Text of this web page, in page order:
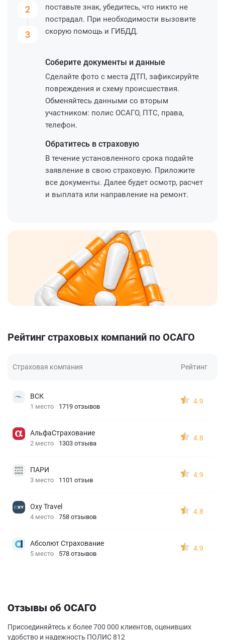
2
3
поставьте знак, убедитесь, что никто не
пострадал. При необходимости вызовите
скорую помощь и ГИБДД.
Соберите документы и данные
Сделайте фото с места ДТП, зафиксируйте
повреждения и схему происшествия.
Обменяйтесь данными со вторым
участником: полис ОСАГО, ПТС, права,
телефон.
Обратитесь в страховую
В течение установленного срока подайте
заявление в свою страховую. Приложите
все документы. Далее будет осмотр, расчет
и выплата или направление на ремонт.
Рейтинг страховых компаний по ОСАГО
Страховая компания Рейтинг
ВСК
1 место 1719 отзывов
4.9
АльфаСтрахование
2 место 1303 отзыва
4.8
ПАРИ
3 место 1101 отзыв
4.9
Oxy Travel
4 место 758 отзывов
4.8
Абсолют Страхование
5 место 578 отзывов
4.9
Отзывы об ОСАГО
Присоединяйтесь к более 700 000 клиентов, оценивших
удобство и надежность ПОЛИС 812